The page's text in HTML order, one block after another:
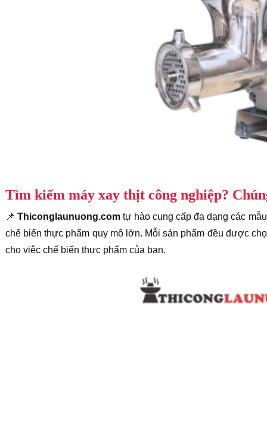
Tìm kiếm máy xay thịt công nghiệp?
📌Thiconglaunuong.com tự hào cung cấp đa dạng các
chế biến thực phẩm quy mô lớn. Mỗi sản phẩm đều được
cho việc chế biến thực phẩm của bạn.